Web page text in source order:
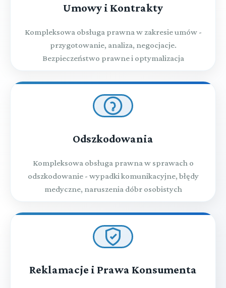
Umowy i Kontrakty
Kompleksowa obsługa prawna w zakresie umów -
przygotowanie, analiza, negocjacje.
Bezpieczeństwo prawne i optymalizacja
Odszkodowania
Kompleksowa obsługa prawna w sprawach o
odszkodowanie - wypadki komunikacyjne, błędy
medyczne, naruszenia dóbr osobistych
Reklamacje i Prawa Konsumenta